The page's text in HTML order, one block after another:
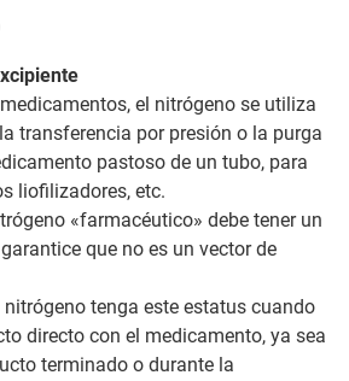
el nitrógeno se utiliza
transferencia por presión o la purga
pastoso de un tubo, para
liofilizadores, etc.
«farmacéutico» debe tener un
que no es un vector de
tenga este estatus cuando
directo con el medicamento, ya sea
terminado o durante la